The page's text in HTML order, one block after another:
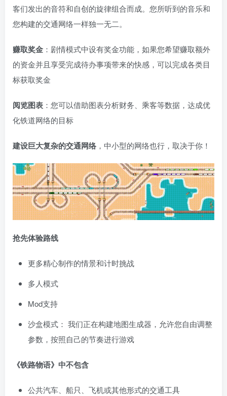
客们发出的音符和自创的旋律组合而成。您所听到的音乐和
您构建的交通网络一样独一无二。
赚取奖金 ：剧情模式中设有奖金功能，如果您希望赚取额外
的资金并且享受完成待办事项带来的快感，可以完成各类目
标获取奖金
阅览图表 ：您可以借助图表分析财务、乘客等数据，达成优
化铁道网络的目标
建设巨大复杂的交通网络 ，中小型的网络也行，取决于你！
抢先体验路线
更多精心制作的情景和计时挑战
多人模式
Mod支持
沙盒模式： 我们正在构建地图生成器，允许您自由调整
参数，按照自己的节奏进行游戏
《铁路物语》中不包含
公共汽车、船只、飞机或其他形式的交通工具